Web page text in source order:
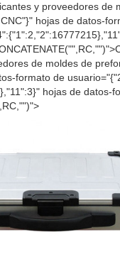
y proveedores de
hojas de datos-
de moldes de
formato de
hojas de datos-